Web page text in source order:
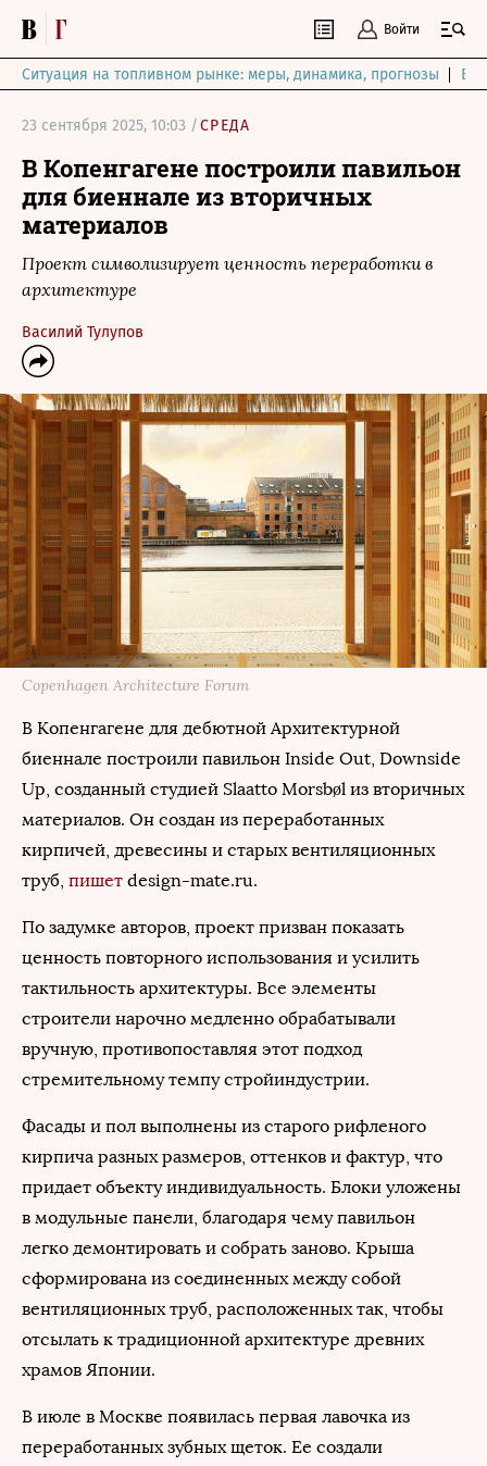
Войти
Ситуация на топливном рынке: меры, динамика, прогнозы
23 сентября 2025, 10:03 /СРЕДА
В Копенгагене построили павильон
для биеннале из вторичных
материалов
Проект символизирует ценность переработки в
архитектуре
Василий Тулупов
Copenhagen Architecture Forum
В Копенгагене для дебютной Архитектурной
биеннале построили павильон Inside Out, Downside
Up, созданный студией Slaatto Morsbøl из вторичных
материалов. Он создан из переработанных
кирпичей, древесины и старых вентиляционных
труб, пишет design-mate.ru.
По задумке авторов, проект призван показать
ценность повторного использования и усилить
тактильность архитектуры. Все элементы
строители нарочно медленно обрабатывали
вручную, противопоставляя этот подход
стремительному темпу стройиндустрии.
Фасады и пол выполнены из старого рифленого
кирпича разных размеров, оттенков и фактур, что
придает объекту индивидуальность. Блоки уложены
в модульные панели, благодаря чему павильон
легко демонтировать и собрать заново. Крыша
сформирована из соединенных между собой
вентиляционных труб, расположенных так, чтобы
отсылать к традиционной архитектуре древних
храмов Японии.
В июле в Москве появилась первая лавочка из
переработанных зубных щеток. Ее создали